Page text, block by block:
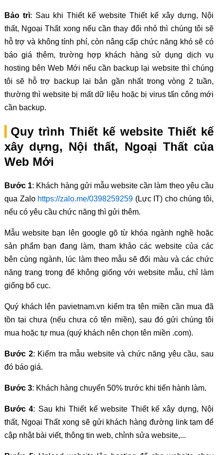
Bảo trì: Sau khi Thiết kế website Thiết kế xây dựng, Nội
thất, Ngoại Thất xong nếu cần thay đổi nhỏ thì chúng tôi sẽ
hỗ trợ và không tính phí, còn nâng cấp chức năng khó sẽ có
báo giá thêm, trường hợp khách hàng sử dụng dịch vụ
hosting bên Web Mới nếu cần backup lại website thì chúng
tôi sẽ hỗ trợ backup lại bản gần nhất trong vòng 2 tuần,
thường thì website bị mất dữ liệu hoặc bị virus tấn công mới
cần backup.
Quy trình Thiết kế website Thiết kế
xây dựng, Nội thất, Ngoại Thất của
Web Mới
Bước 1: Khách hàng gửi mẫu website cần làm theo yêu cầu
qua Zalo https://zalo.me/0398259259 (Lực IT) cho chúng tôi,
nếu có yêu cầu chức năng thì gửi thêm.
Mẫu website bạn lên google gõ từ khóa ngành nghề hoặc
sản phẩm bạn đang làm, tham khảo các website của các
bên cùng ngành, lúc làm theo mẫu sẽ đổi màu và các chức
năng trang trong để không giống với website mẫu, chỉ làm
giống bố cục.
Quý khách lên pavietnam.vn kiểm tra tên miền cần mua đã
tồn tại chưa (nếu chưa có tên miền), sau đó gửi chúng tôi
mua hoặc tự mua (quý khách nên chọn tên miền .com).
Bước 2: Kiểm tra mẫu website và chức năng yêu cầu, sau
đó báo giá.
Bước 3: Khách hàng chuyển 50% trước khi tiến hành làm.
Bước 4: Sau khi Thiết kế website Thiết kế xây dựng, Nội
thất, Ngoại Thất xong sẽ gửi khách hàng đường link tạm để
cập nhật bài viết, thông tin web, chỉnh sửa website,...